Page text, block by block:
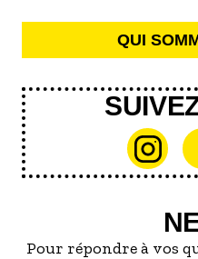
QUI
Pour répondre à vos